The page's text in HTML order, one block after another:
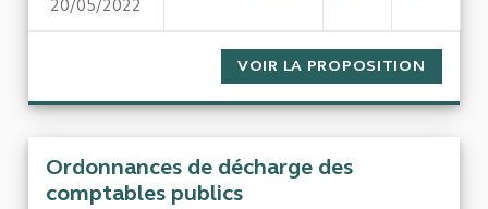
20/05/2022
VOIR LA PROPOSITION
Ordonnances de décharge des
comptables publics